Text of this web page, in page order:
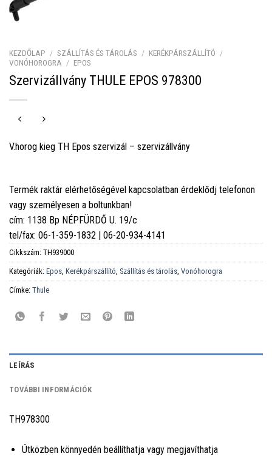
KEZDŐLAP / SZÁLLÍTÁS ÉS TÁROLÁS / KERÉKPÁRSZÁLLÍTÓ /
VONÓHOROGRA / EPOS
Szervizállvány THULE EPOS 978300
V.horog kieg TH Epos szervizál – szervizállvány
Termék raktár elérhetőségével kapcsolatban érdeklődj telefonon
vagy személyesen a boltunkban!
cím: 1138 Bp NÉPFÜRDŐ U. 19/c
tel/fax: 06-1-359-1832 | 06-20-934-4141
Cikkszám: TH939000
Kategóriák: Epos, Kerékpárszállító, Szállítás és tárolás, Vonóhorogra
Címke: Thule
LEÍRÁS
TOVÁBBI INFORMÁCIÓK
TH978300
Útközben könnyedén beállíthatja vagy megjavíthatja